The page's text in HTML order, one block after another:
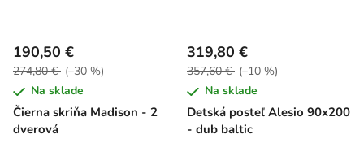
Čierna skriňa Madison - 2
dverová
190,50 €
274,80 € (–30 %)
Na sklade
Detská posteľ Alesio 90x200
- dub baltic
319,80 €
357,60 € (–10 %)
Na sklade